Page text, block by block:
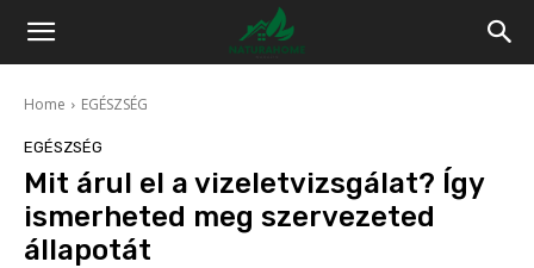
Home EGÉSZSÉG
EGÉSZSÉG
Mit árul el a vizeletvizsgálat? Így
ismerheted meg szervezeted
állapotát